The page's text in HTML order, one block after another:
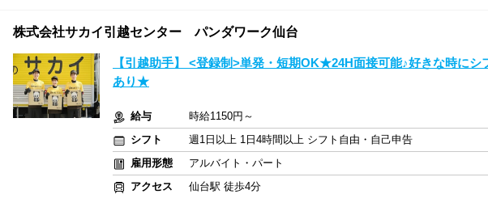
株式会社サカイ引越センター パンダワーク仙台
【引越助手】 <登録制>単発・短期OK★24H面接可能♪好きな時に
あり★
給与
時給1150円～
シフト
週1日以上 1日4時間以上 シフト自由・自己申告
雇用形態
アルバイト・パート
アクセス
仙台駅 徒歩4分